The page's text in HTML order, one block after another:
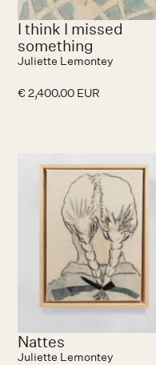
I think I missed
something
Juliette Lemontey
€ 2,400.00 EUR
Nattes
Juliette Lemontey